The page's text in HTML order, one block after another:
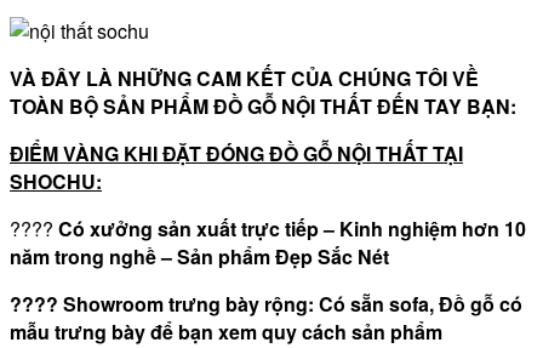
VÀ ĐÂY LÀ NHỮNG CAM KẾT CỦA CHÚNG TÔI VỀ
TOÀN BỘ SẢN PHẨM ĐỒ GỖ NỘI THẤT ĐẾN TAY BẠN:
ĐIỂM VÀNG KHI ĐẶT ĐÓNG ĐỒ GỖ NỘI THẤT TẠI
SHOCHU:
???? Có xưởng sản xuất trực tiếp – Kinh nghiệm hơn 10
năm trong nghề – Sản phẩm Đẹp Sắc Nét
???? Showroom trưng bày rộng: Có sẵn sofa, Đồ gỗ có
mẫu trưng bày để bạn xem quy cách sản phẩm